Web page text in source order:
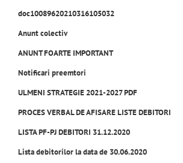
doc10089620210316105032
Anunt colectiv
ANUNT FOARTE IMPORTANT
Notificari preemtori
ULMENI STRATEGIE 2021-2027 PDF
PROCES VERBAL DE AFISARE LISTE DEBITORI
LISTA PF-PJ DEBITORI 31.12.2020
Lista debitorilor la data de 30.06.2020